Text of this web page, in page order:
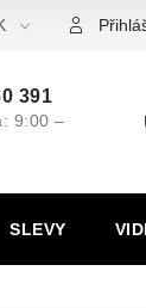
Výkup
391
9:00 –
SLEVY